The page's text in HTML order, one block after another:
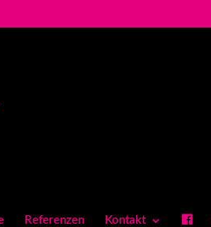
Referenzen Kontakt